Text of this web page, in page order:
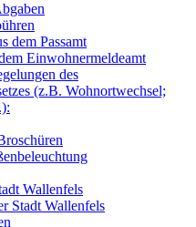
dem Passamt
Einwohnermeldeamt
des
(z.B. Wohnortwechsel;
Wallenfels
Stadt Wallenfels